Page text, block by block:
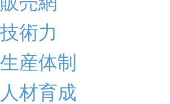
技術力
生産体制
人材育成